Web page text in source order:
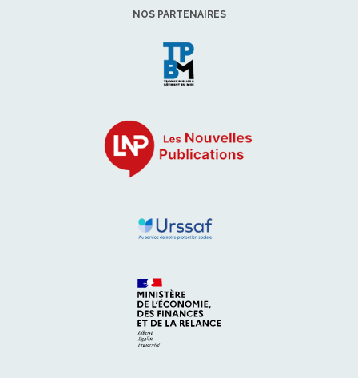
NOS PARTENAIRES